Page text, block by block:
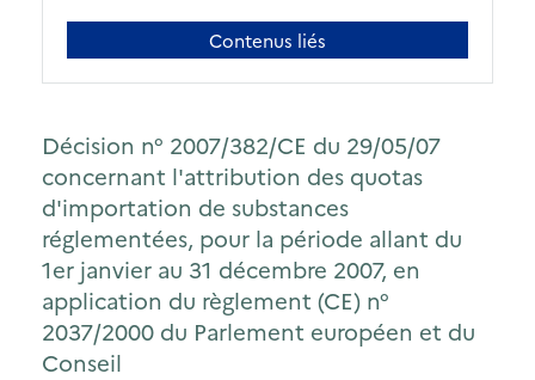
Contenus liés
Décision n° 2007/382/CE du 29/05/07
concernant l'attribution des quotas
d'importation de substances
réglementées, pour la période allant du
1er janvier au 31 décembre 2007, en
application du règlement (CE) n°
2037/2000 du Parlement européen et du
Conseil